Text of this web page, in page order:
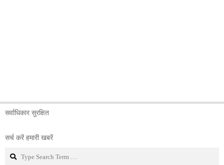
सर्वाधिकार सुरक्षित
सर्च करें हमारी खबरें